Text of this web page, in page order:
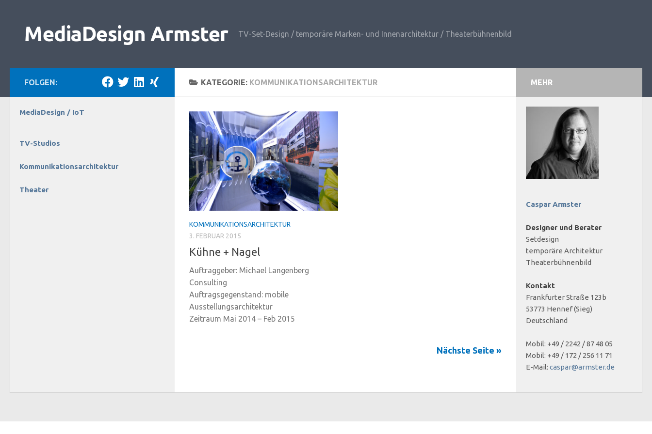
MediaDesign Armster TV-Set-Design / temporäre Marken- und Innenarchitektur / Theaterbühnenbild
KATEGORIE: KOMMUNIKATIONSARCHITEKTUR
KOMMUNIKATIONSARCHITEKTUR
3. FEBRUAR 2015
Kühne + Nagel
Auftraggeber: Michael Langenberg
Consulting
Auftragsgegenstand: mobile
Ausstellungsarchitektur
Zeitraum Mai 2014 – Feb 2015
Nächste Seite »
FOLGEN:
MediaDesign / IoT
TV-Studios
Kommunikationsarchitektur
Theater
MEHR
Caspar Armster
Designer und Berater
Setdesign
temporäre Architektur
Theaterbühnenbild
Kontakt
Frankfurter Straße 123b
53773 Hennef (Sieg)
Deutschland
Mobil: +49 / 2242 / 87 48 05
Mobil: +49 / 172 / 256 11 71
E-Mail: caspar@armster.de